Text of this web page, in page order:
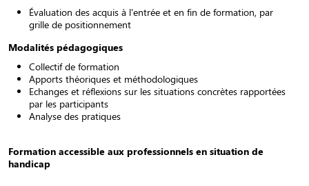
Évaluation des acquis à l'entrée et en fin de formation, par
grille de positionnement
Modalités pédagogiques
Collectif de formation
Apports théoriques et méthodologiques
Echanges et réflexions sur les situations concrètes rapportées
par les participants
Analyse des pratiques
Formation accessible aux professionnels en situation de
handicap